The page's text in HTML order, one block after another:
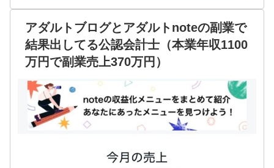
アダルトブログとアダルトnoteの副業で
結果出してる公認会計士（本業年収1100
万円で副業売上370万円）